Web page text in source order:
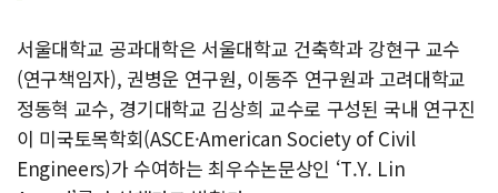
서울대학교 공과대학은 서울대학교 건축학과 강현구 교수
(연구책임자), 권병운 연구원, 이동주 연구원과 고려대학교
정동혁 교수, 경기대학교 김상희 교수로 구성된 국내 연구진
이 미국토목학회(ASCE·American Society of Civil
Engineers)가 수여하는 최우수논문상인 ‘T.Y. Lin